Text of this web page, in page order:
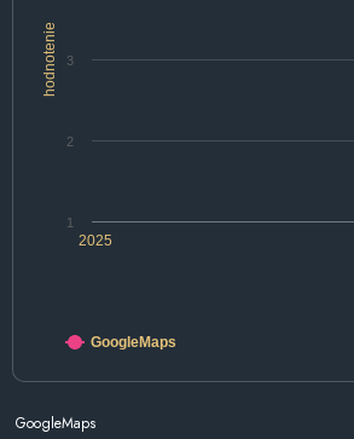
hodnotenie
2025
1
2
3
GoogleMaps
GoogleMaps